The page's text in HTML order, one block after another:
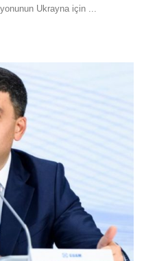
Ukrayna için ...